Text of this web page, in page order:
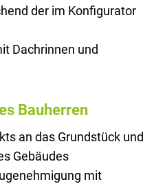
der im Konfigurator
Dachrinnen und
Bauherren
an das Grundstück und
Gebäudes
mit